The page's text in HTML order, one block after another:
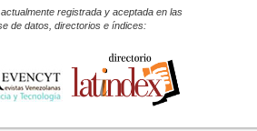
registrada y aceptada en las
de datos, directorios e índices: